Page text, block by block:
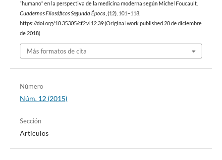
“humano” en la perspectiva de la medicina moderna según Michel Foucault.
Cuadernos Filosóficos Segunda Época , (12), 101–118.
https://doi.org/10.35305/cf2.vi12.39 (Original work published 20 de diciembre
de 2018)
Más formatos de cita
Número
Núm. 12 (2015)
Sección
Artículos